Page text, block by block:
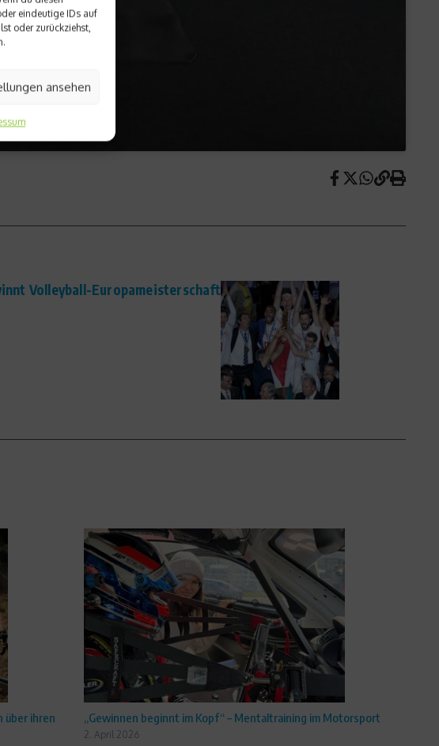
eindeutige IDs auf
oder zurückziehst,
ansehen
Volleyball-Europameisterschaft
über ihren
„Gewinnen beginnt im Kopf“ – Mentaltraining im Motorsport
2. April 2026